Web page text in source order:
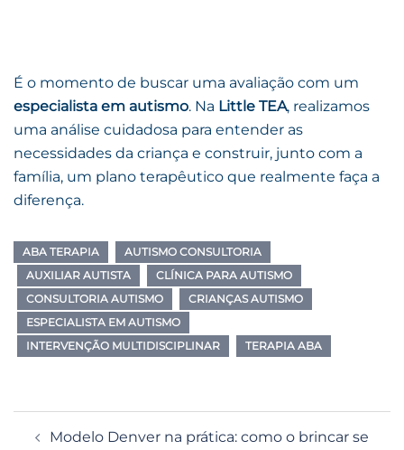
É o momento de buscar uma avaliação com um
especialista em autismo. Na Little TEA, realizamos
uma análise cuidadosa para entender as
necessidades da criança e construir, junto com a
família, um plano terapêutico que realmente faça a
diferença.
ABA TERAPIA
AUTISMO CONSULTORIA
AUXILIAR AUTISTA
CLÍNICA PARA AUTISMO
CONSULTORIA AUTISMO
CRIANÇAS AUTISMO
ESPECIALISTA EM AUTISMO
INTERVENÇÃO MULTIDISCIPLINAR
TERAPIA ABA
Modelo Denver na prática: como o brincar se